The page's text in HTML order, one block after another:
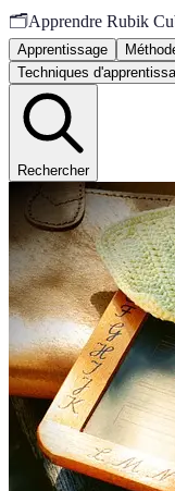
🗂️Apprendre Rubik
Apprentissage
Techniques
Rechercher